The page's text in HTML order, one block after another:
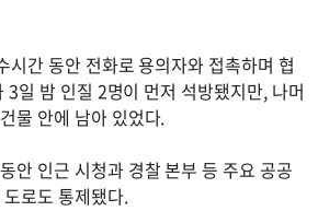
시간 동안 전화로 용의자와 접촉하며 협
3일 밤 인질 2명이 먼저 석방됐지만, 나머
물 안에 남아 있었다.
안 인근 시청과 경찰 본부 등 주요 공공
로도 통제됐다.